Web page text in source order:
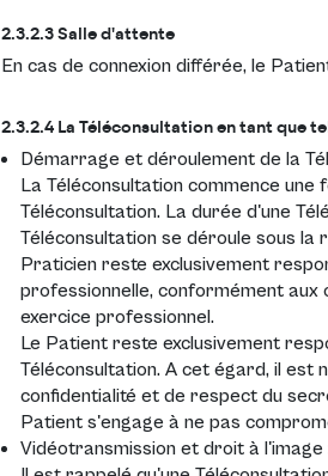
2.3.2.3 Salle d'attente
En cas de connexion différée, le
2.3.2.4 La Téléconsultation en tant que
Démarrage et déroulement de la
La Téléconsultation commence
Téléconsultation. La durée d'une
Téléconsultation se déroule sous
Praticien reste exclusivement
professionnelle, conformément
exercice professionnel.
Le Patient reste exclusivement
Téléconsultation. A cet égard, il est
confidentialité et de respect du
Patient s'engage à ne pas
Vidéotransmission et droit à l'image